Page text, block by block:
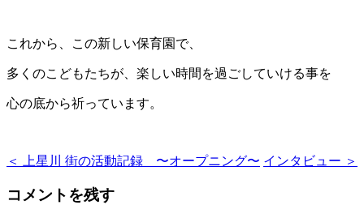
これから、この新しい保育園で、
多くのこどもたちが、楽しい時間を過ごしていける事を
心の底から祈っています。
＜ 上星川 街の活動記録 〜オープニング〜 インタビュー ＞
コメントを残す